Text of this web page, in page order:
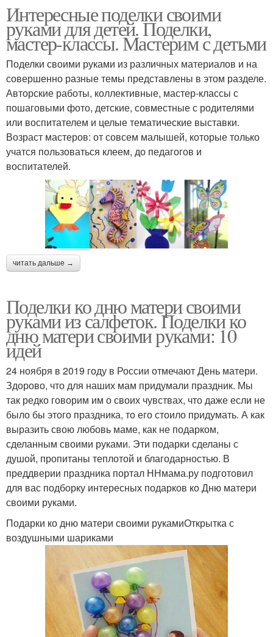
Интересные поделки своими
руками для детей. Поделки,
мастер-классы. Мастерим с детьми
Поделки своими руками из различных материалов и на
совершенно разные темы представлены в этом разделе.
Авторские работы, коллективные, мастер-классы с
пошаговыми фото, детские, совместные с родителями
или воспитателем и целые тематические выставки.
Возраст мастеров: от совсем малышей, которые только
учатся пользоваться клеем, до педагогов и
воспитателей.
читать дальше →
Поделки ко дню матери своими
руками из салфеток. Поделки ко
дню матери своими руками: 10
идей
24 ноября в 2019 году в России отмечают День матери.
Здорово, что для наших мам придумали праздник. Мы
так редко говорим им о своих чувствах, что даже если не
было бы этого праздника, то его стоило придумать. А как
выразить свою любовь маме, как не подарком,
сделанным своими руками. Эти подарки сделаны с
душой, пропитаны теплотой и благодарностью. В
преддверии праздника портал ННмама.ру подготовил
для вас подборку интересных подарков ко Дню матери
своими руками.
Подарки ко дню матери своими рукамиОткрытка с
воздушными шариками